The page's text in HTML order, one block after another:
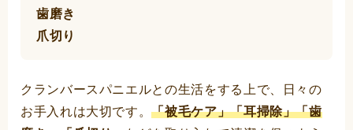
歯磨き
爪切り
クランバースパニエルとの生活をする上で、日々の
お手入れは大切です。「被毛ケア」「耳掃除」「歯